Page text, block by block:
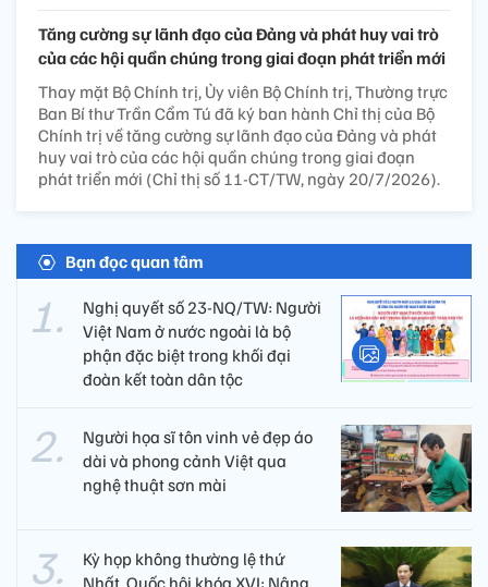
Tăng cường sự lãnh đạo của Đảng và phát huy vai trò
của các hội quần chúng trong giai đoạn phát triển mới
Thay mặt Bộ Chính trị, Ủy viên Bộ Chính trị, Thường trực
Ban Bí thư Trần Cẩm Tú đã ký ban hành Chỉ thị của Bộ
Chính trị về tăng cường sự lãnh đạo của Đảng và phát
huy vai trò của các hội quần chúng trong giai đoạn
phát triển mới (Chỉ thị số 11-CT/TW, ngày 20/7/2026).
Bạn đọc quan tâm
Nghị quyết số 23-NQ/TW: Người
Việt Nam ở nước ngoài là bộ
phận đặc biệt trong khối đại
đoàn kết toàn dân tộc
Người họa sĩ tôn vinh vẻ đẹp áo
dài và phong cảnh Việt qua
nghệ thuật sơn mài
Kỳ họp không thường lệ thứ
Nhất, Quốc hội khóa XVI: Nâng